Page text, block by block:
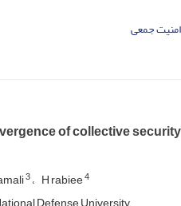
امنیت جمعی
of collective
3 H rabiee4